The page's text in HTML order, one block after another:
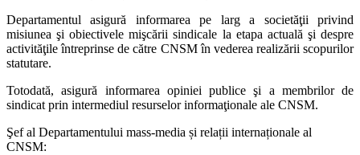
Departamentul asigură informarea pe larg a societăţii privind
misiunea şi obiectivele mişcării sindicale la etapa actuală şi despre
activităţile întreprinse de către CNSM în vederea realizării scopurilor
statutare.
Totodată, asigură informarea opiniei publice şi a membrilor de
sindicat prin intermediul resurselor informaţionale ale CNSM.
Şef al Departamentului mass-media și relații internaționale al
CNSM: